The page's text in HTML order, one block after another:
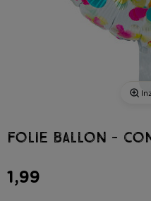
Folie ballon -
1,99